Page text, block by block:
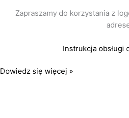
Zapraszamy do korzystania z
Instrukcja obsługi
Baza
Dowiedz się więcej »